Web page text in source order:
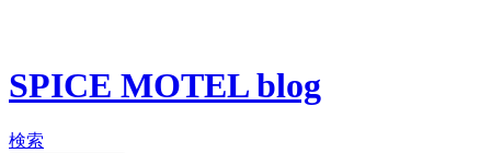
SPICE MOTEL blog
検索